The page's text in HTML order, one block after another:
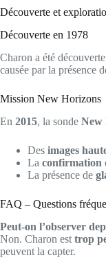
Découverte et
Découverte en 1978
Charon a été
causée par la présence
Mission New Horizons
En 2015, la sonde New
Des images
La confirmation
La présence de
FAQ – Questions
Peut-on l’observer
Non. Charon est trop
peuvent la capter.